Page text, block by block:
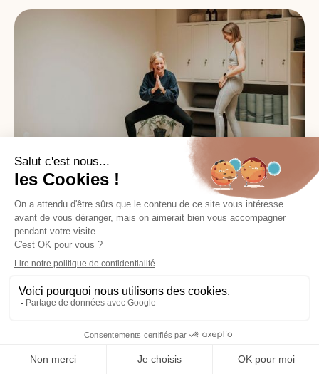
Ménopause 10/1/26
Les bienfaits de la musculation à la
ménopause
La musculation pendant la ménopause aide à
préserver la masse musculaire, stimuler le
métabolisme, réduire les douleurs articulaires et
améliorer la posture. Pas besoin de soulever lourd :
ce qui...